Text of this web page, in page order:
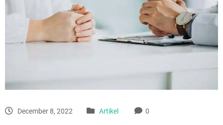
December 8, 2022 Artikel 0